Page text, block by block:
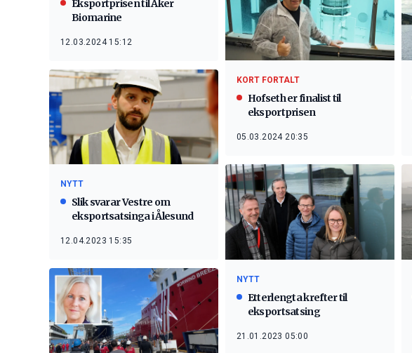
Eksportprisen til Aker
Biomarine
12.03.2024 15:12
KORT FORTALT
Hofseth er finalist til
eksportprisen
05.03.2024 20:35
NYTT
Slik svarar Vestre om
eksportsatsinga i Ålesund
12.04.2023 15:35
NYTT
Etterlengta krefter til
eksportsatsing
21.01.2023 05:00